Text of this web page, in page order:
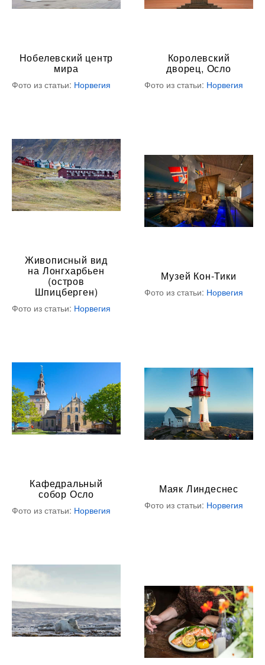
Нобелевский центр
мира
Фото из статьи: Норвегия
Королевский
дворец, Осло
Фото из статьи: Норвегия
Живописный вид
на Лонгхарбьен
(остров
Шпицберген)
Фото из статьи: Норвегия
Музей Кон-Тики
Фото из статьи: Норвегия
Кафедральный
собор Осло
Фото из статьи: Норвегия
Маяк Линдеснес
Фото из статьи: Норвегия